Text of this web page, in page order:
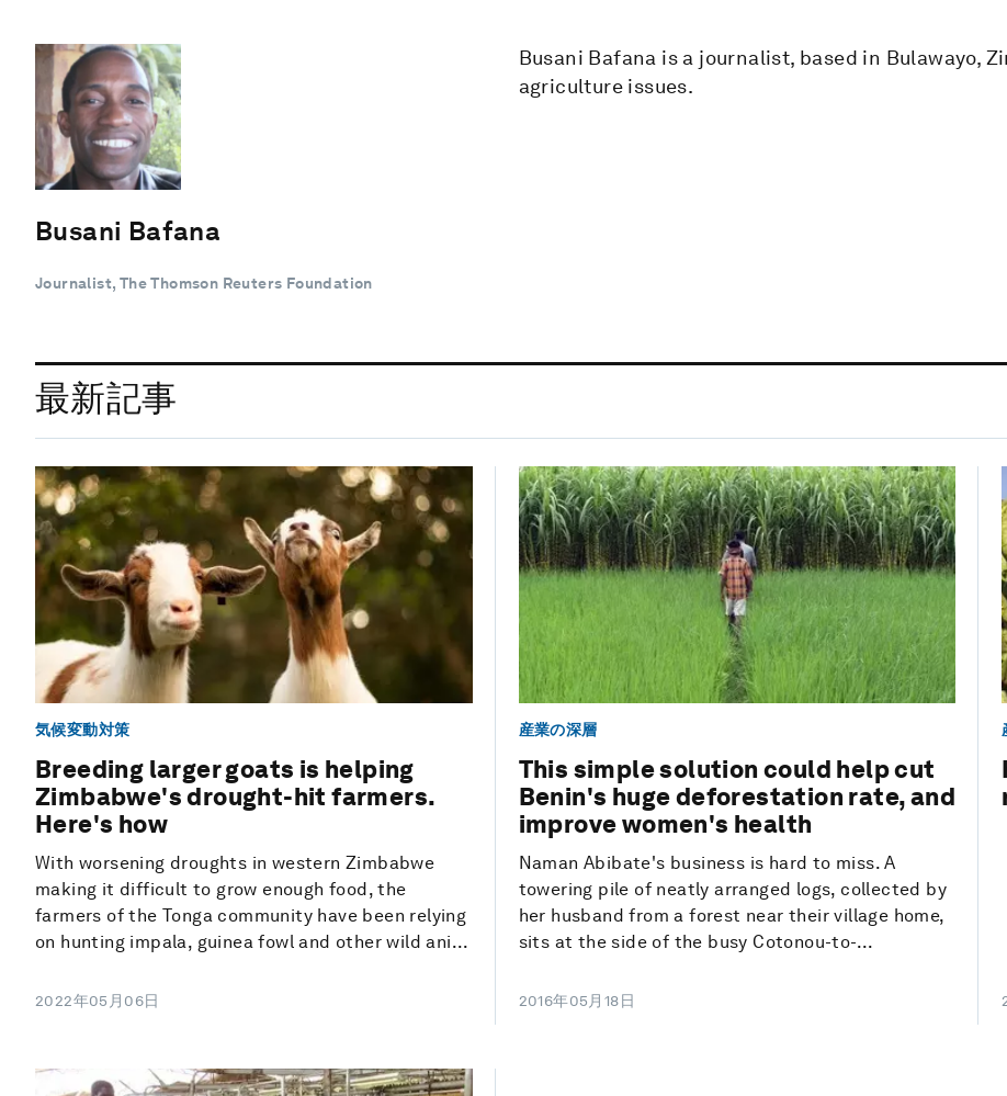
Busani Bafana
Journalist, The Thomson Reuters Foundation
Busani Bafana is a journalist, based in Bulawayo,
agriculture issues.
最新記事
気候変動対策
Breeding larger goats is helping
Zimbabwe's drought-hit farmers.
Here's how
With worsening droughts in western Zimbabwe
making it difficult to grow enough food, the
farmers of the Tonga community have been relying
on hunting impala, guinea fowl and other wild ani...
2022年05月06日
産業の深層
This simple solution could help cut
Benin's huge deforestation rate, and
improve women's health
Naman Abibate's business is hard to miss. A
towering pile of neatly arranged logs, collected by
her husband from a forest near their village home,
sits at the side of the busy Cotonou-to-...
2016年05月18日